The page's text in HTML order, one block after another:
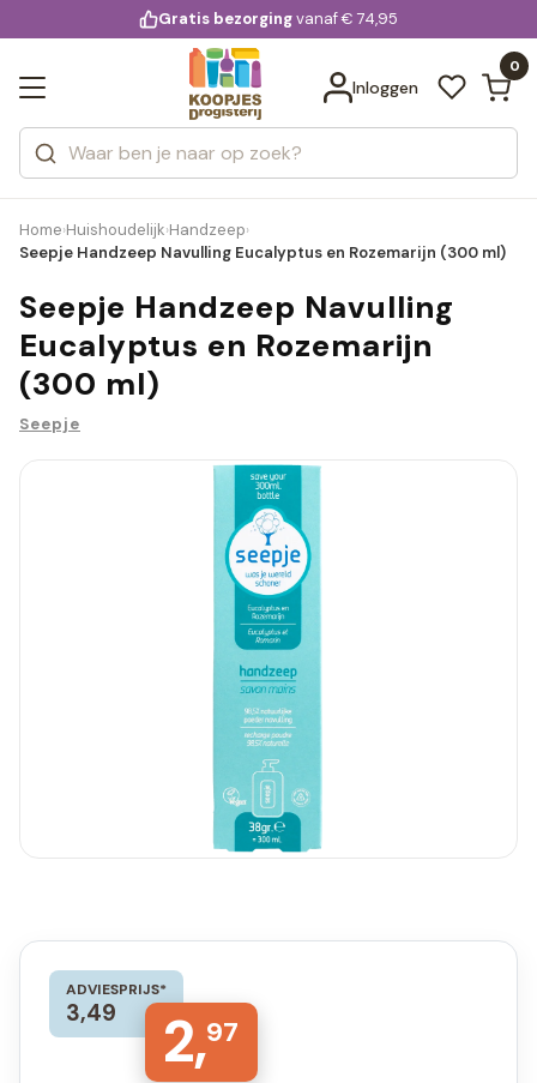
voor 20:00 uur besteld
Gratis bezorgingvanaf € 74,95
Inloggen
0
Zoeken
Categorieën
Merken
Bekijk alle resultaten
Home›Huishoudelijk›Handzeep›
Seepje Handzeep Navulling Eucalyptus en Rozemarijn (300 ml)
Seepje Handzeep Navulling
Eucalyptus en Rozemarijn
(300 ml)
Seepje
ADVIESPRIJS*
3,49 2,97